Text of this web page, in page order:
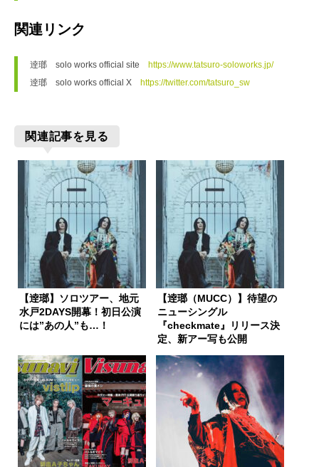
関連リンク
逹瑯　solo works official site https://www.tatsuro-soloworks.jp/
逹瑯　solo works official X https://twitter.com/tatsuro_sw
関連記事を見る
【逹瑯】ソロツアー、地元
水戸2DAYS開幕！初日公演
には”あの人”も…！
【逹瑯（MUCC）】待望の
ニューシングル
『checkmate』リリース決
定、新アー写も公開